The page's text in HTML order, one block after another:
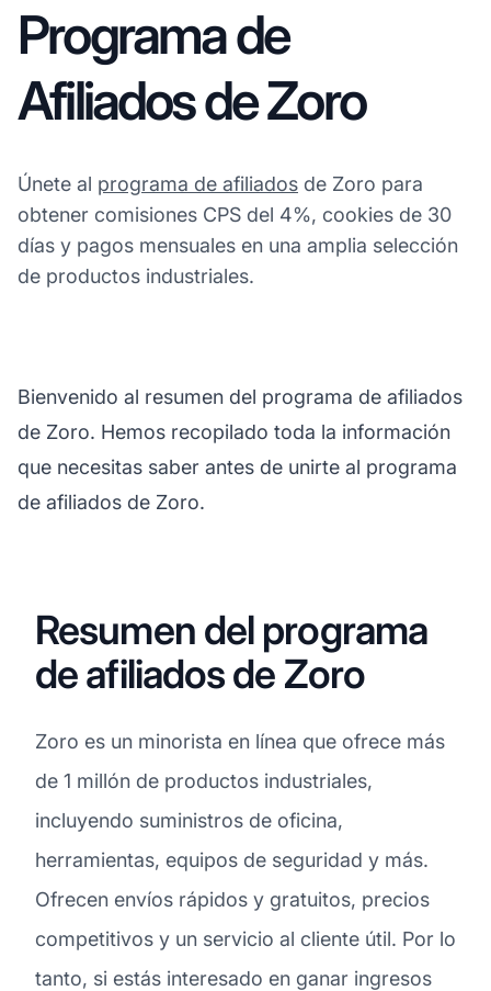
Programa de
Afiliados de Zoro
Únete al programa de afiliados de Zoro para
obtener comisiones CPS del 4%, cookies de 30
días y pagos mensuales en una amplia selección
de productos industriales.
Bienvenido al resumen del programa de afiliados
de Zoro. Hemos recopilado toda la información
que necesitas saber antes de unirte al programa
de afiliados de Zoro.
Resumen del programa
de afiliados de Zoro
Zoro es un minorista en línea que ofrece más
de 1 millón de productos industriales,
incluyendo suministros de oficina,
herramientas, equipos de seguridad y más.
Ofrecen envíos rápidos y gratuitos, precios
competitivos y un servicio al cliente útil. Por lo
tanto, si estás interesado en ganar ingresos